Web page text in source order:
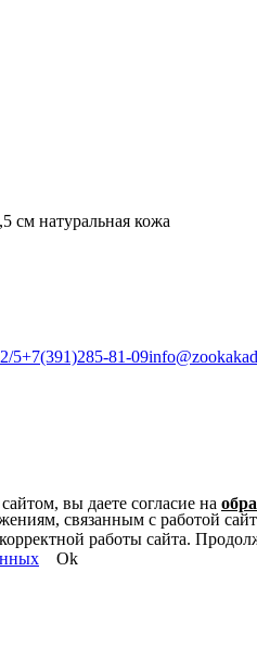
см натуральная кожа
5+7(391)285-81-09
вы даете согласие на
связанным с работой
работы сайта.
Ok